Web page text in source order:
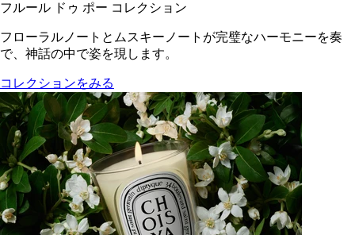
フルール ドゥ ポー コレクション
フローラルノートとムスキーノートが完璧なハーモニーを奏
で、神話の中で姿を現します。
コレクションをみる